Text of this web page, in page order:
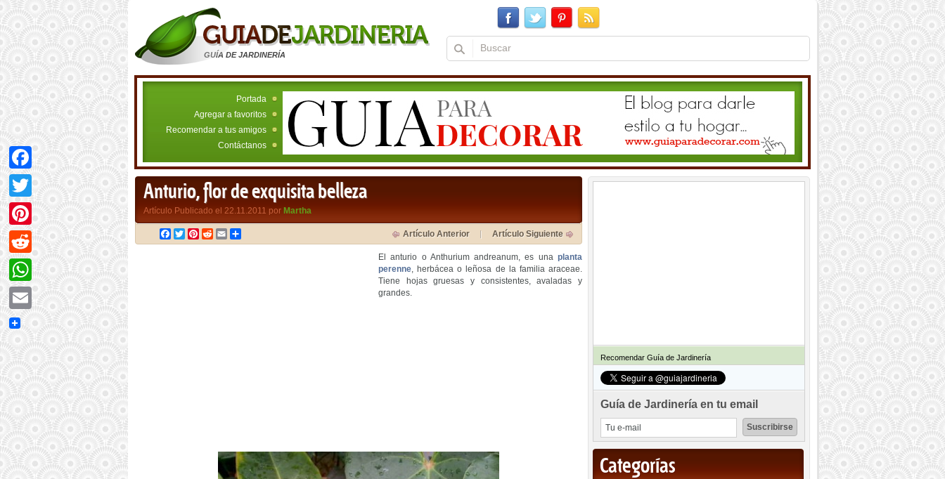
GUÍA DE JARDINERÍA
Portada
Agregar a favoritos
Recomendar a tus amigos
Contáctanos
Anturio, flor de exquisita belleza
Artículo Publicado el 22.11.2011 por Martha
Facebook
TwitterPinterest
RedditEmail Artículo Anterior Artículo Siguiente
El anturio o Anthurium andreanum, es una planta
perenne, herbácea o leñosa de la familia araceae.
Tiene hojas gruesas y consistentes, avaladas y
grandes.
Recomendar Guía de Jardinería
Guía de Jardinería en tu email
Categorías
Facebook
Twitter
Pinterest
Reddit
WhatsApp
Email